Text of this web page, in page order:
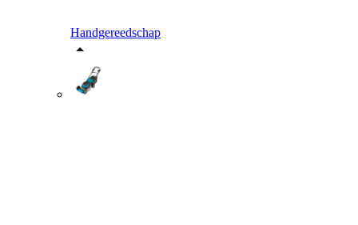
Handgereedschap